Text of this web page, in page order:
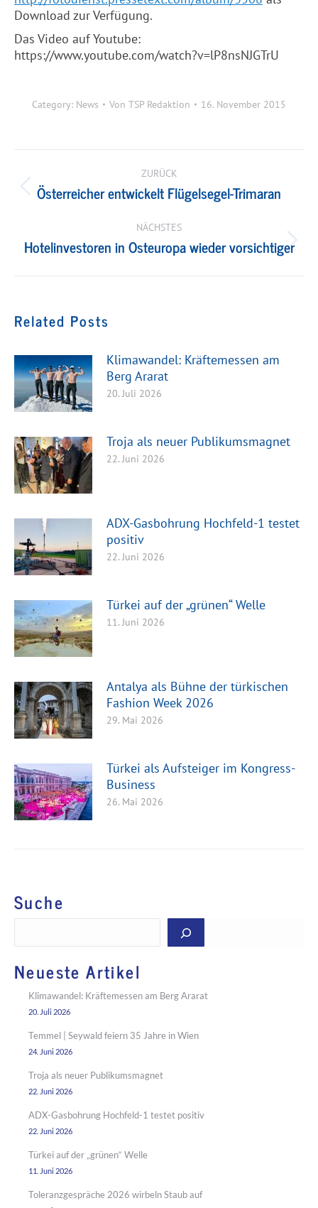
Download zur Verfügung.
Das Video auf Youtube:
https://www.youtube.com/watch?v=lP8nsNJGTrU
Category: News Von TSP Redaktion 16. November 2015
ZURÜCK
Vorheriger
Österreicher entwickelt Flügelsegel-Trimaran
NÄCHSTES
Nächster
Hotelinvestoren in Osteuropa wieder vorsichtiger
Related Posts
Klimawandel: Kräftemessen am
Berg Ararat
20. Juli 2026
Troja als neuer Publikumsmagnet
22. Juni 2026
ADX-Gasbohrung Hochfeld-1 testet
positiv
22. Juni 2026
Türkei auf der „grünen“ Welle
11. Juni 2026
Antalya als Bühne der türkischen
Fashion Week 2026
29. Mai 2026
Türkei als Aufsteiger im Kongress-
Business
26. Mai 2026
Suche
Neueste Artikel
Klimawandel: Kräftemessen am Berg Ararat
20. Juli 2026
Temmel | Seywald feiern 35 Jahre in Wien
24. Juni 2026
Troja als neuer Publikumsmagnet
22. Juni 2026
ADX-Gasbohrung Hochfeld-1 testet positiv
22. Juni 2026
Türkei auf der „grünen“ Welle
11. Juni 2026
Toleranzgespräche 2026 wirbeln Staub auf